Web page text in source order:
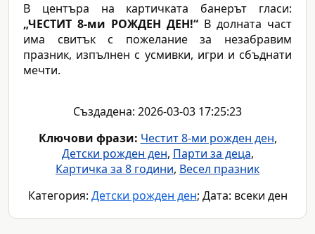
В центъра на картичката банерът гласи:
„ЧЕСТИТ 8-ми РОЖДЕН ДЕН!“ В долната част
има свитък с пожелание за незабравим
празник, изпълнен с усмивки, игри и сбъднати
мечти.
Създадена: 2026-03-03 17:25:23
Ключови фрази: Честит 8-ми рожден ден,
Детски рожден ден, Парти за деца,
Картичка за 8 години, Весел празник
Категория: Детски рожден ден; Дата: всеки ден